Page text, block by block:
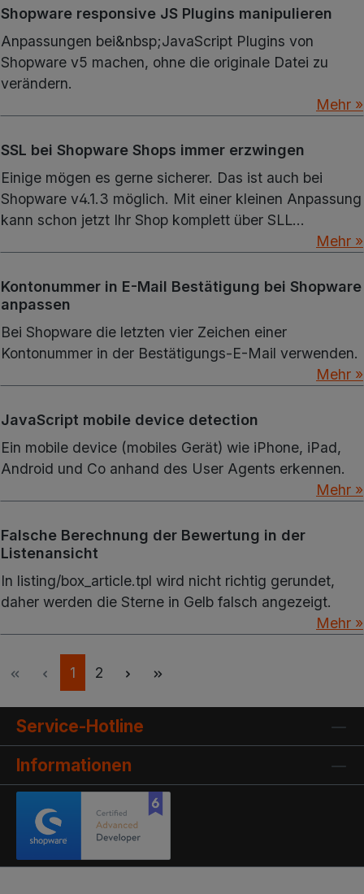
Shopware responsive JS Plugins manipulieren
Anpassungen bei&nbsp;JavaScript Plugins von
Shopware v5 machen, ohne die originale Datei zu
verändern.
Mehr »
SSL bei Shopware Shops immer erzwingen
Einige mögen es gerne sicherer. Das ist auch bei
Shopware v4.1.3 möglich. Mit einer kleinen Anpassung
kann schon jetzt Ihr Shop komplett über SLL
Mehr »
Kontonummer in E-Mail Bestätigung bei Shopware
anpassen
Bei Shopware die letzten vier Zeichen einer
Kontonummer in der Bestätigungs-E-Mail verwenden.
Mehr »
JavaScript mobile device detection
Ein mobile device (mobiles Gerät) wie iPhone, iPad,
Android und Co anhand des User Agents erkennen.
Mehr »
Falsche Berechnung der Bewertung in der
Listenansicht
In listing/box_article.tpl wird nicht richtig gerundet,
daher werden die Sterne in Gelb falsch angezeigt.
Mehr »
Seite
1 Seite
2
Service-Hotline
Informationen